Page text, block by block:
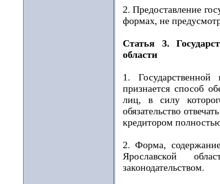
2. Предоставление
формах, не
Статья 3.
области
1. Государственной
признается способ
лиц, в силу
обязательство
кредитором
2. Форма,
Ярославской
законодательством.